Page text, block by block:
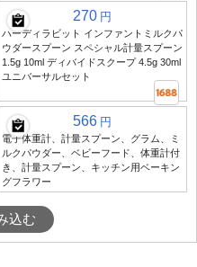
270 円
ハーディラビット インファントミルクパ
ウダースプーン スペシャル計量スプーン
1.5g 10ml ディバイドスクープ 4.5g 30ml
ユニバーサルセット
566 円
電子体重計、計量スプーン、グラム、ミ
ルクパウダー、ベビーフード、体重計付
き、計量スプーン、キッチン用ベーキン
グフラワー
込む